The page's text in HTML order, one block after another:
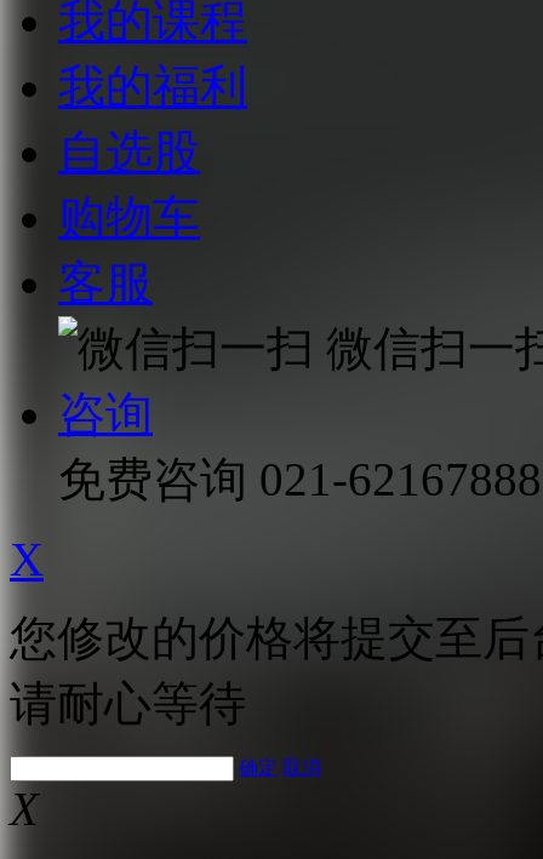
我的课程
我的福利
自选股
购物车
客服
微信扫一
咨询
免费咨询 021-62167888
X
您修改的价格将提交至
请耐心等待
确定 取消
X